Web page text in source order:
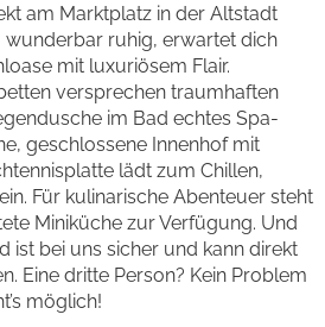
am Marktplatz in der Altstadt
ruhig, erwartet dich
mit luxuriösem Flair.
versprechen traumhaften
im Bad echtes Spa-
geschlossene Innenhof mit
lädt zum Chillen,
Für kulinarische Abenteuer steht
Miniküche zur Verfügung. Und
ist bei uns sicher und kann direkt
Eine dritte Person? Kein Problem
möglich!